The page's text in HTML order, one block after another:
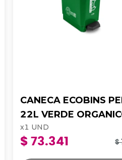
CANECA ECOBINS
22L VERDE
APROV 4-1050172
x1 UND
$ 73.341 $